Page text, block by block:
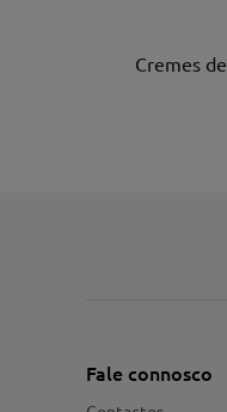
Cremes de
Fale connosco